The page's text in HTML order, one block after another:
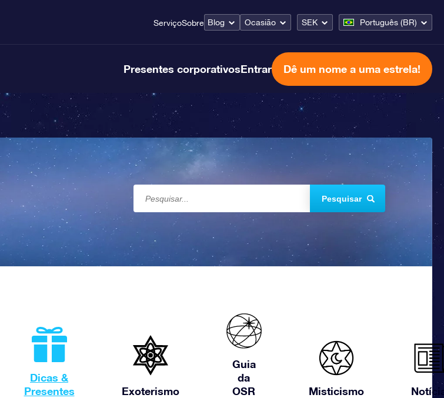
ServiçoSobre Blog Ocasião SEK Português (BR)
Presentes corporativosEntrar Dê um nome a uma estrela!
Pesquisar
Dicas &
Presentes
Exoterismo
Guia
da
OSR
Misticismo